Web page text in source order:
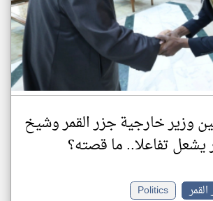
وزير خارجية جزر القمر وشيخ
يشعل تفاعلا.. ما قصته؟
Politics